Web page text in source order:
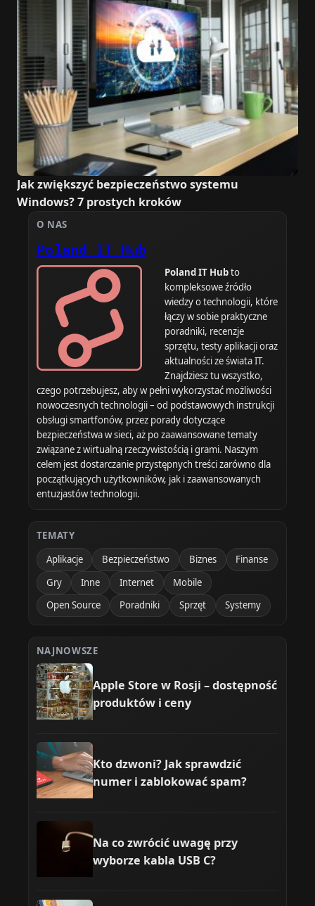
Jak zwiększyć bezpieczeństwo systemu
Windows? 7 prostych kroków
O NAS
Poland IT Hub
Poland IT Hubto
kompleksowe źródło
wiedzy o technologii, które
łączy w sobie praktyczne
poradniki, recenzje
sprzętu, testy aplikacji oraz
aktualności ze świata IT.
Znajdziesz tu wszystko,
czego potrzebujesz, aby w pełni wykorzystać możliwości
nowoczesnych technologii – od podstawowych instrukcji
obsługi smartfonów, przez porady dotyczące
bezpieczeństwa w sieci, aż po zaawansowane tematy
związane z wirtualną rzeczywistością i grami. Naszym
celem jest dostarczanie przystępnych treści zarówno dla
początkujących użytkowników, jak i zaawansowanych
entuzjastów technologii.
TEMATY
Aplikacje
Bezpieczeństwo Biznes
Finanse
Gry
Inne Internet
Mobile
Open Source
Poradniki Sprzęt Systemy
NAJNOWSZE
Apple Store w Rosji – dostępność
produktów i ceny
Kto dzwoni? Jak sprawdzić
numer i zablokować spam?
Na co zwrócić uwagę przy
wyborze kabla USB C?